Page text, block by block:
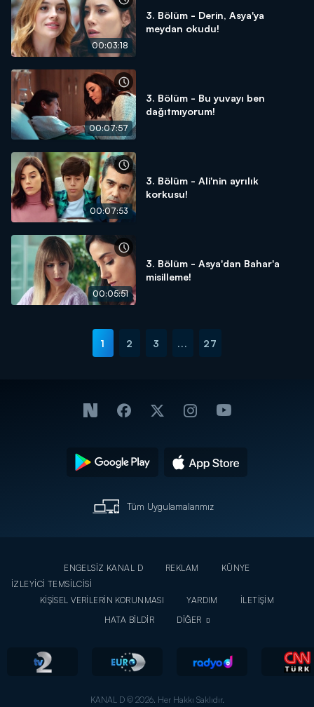
00:03:18
3. Bölüm - Derin, Asya'ya
meydan okudu!
00:07:57
3. Bölüm - Bu yuvayı ben
dağıtmıyorum!
00:07:53
3. Bölüm - Ali'nin ayrılık
korkusu!
00:05:51
3. Bölüm - Asya'dan Bahar'a
misilleme!
1 2 3 ... 27
Tüm Uygulamalarımız
ENGELSİZ KANAL D REKLAM
KÜNYE
İZLEYİCİ TEMSİLCİSİ
KİŞİSEL VERİLERİN KORUNMASI
YARDIM
İLETİŞİM
HATA BİLDİR
DİĞER
KANAL D © 2026. Her Hakkı Saklıdır.